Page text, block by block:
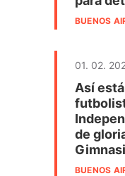
BUENOS
01. 02.
Así
de
BUENOS